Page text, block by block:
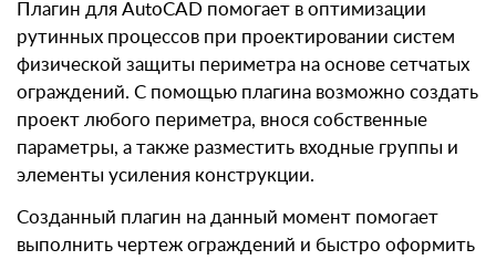
Плагин для AutoCAD помогает в оптимизации
рутинных процессов при проектировании систем
физической защиты периметра на основе сетчатых
ограждений. С помощью плагина возможно создать
проект любого периметра, внося собственные
параметры, а также разместить входные группы и
элементы усиления конструкции.
Созданный плагин на данный момент помогает
выполнить чертеж ограждений и быстро оформить